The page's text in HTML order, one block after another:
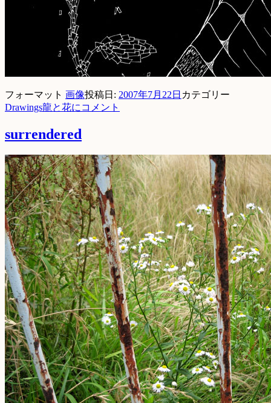
フォーマット 画像投稿日: 2007年7月22日 カテゴリー
Drawings龍と花に コメント
surrendered